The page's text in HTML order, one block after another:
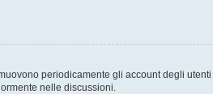
periodicamente gli account degli
nelle discussioni.